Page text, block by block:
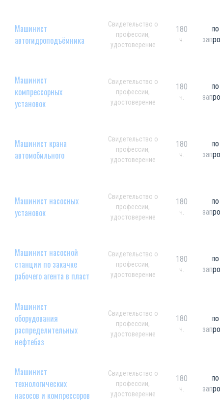
Машинист
автогидроподъёмника
Свидетельство о
профессии,
удостоверение
180
ч.
по
Машинист
компрессорных
установок
Свидетельство о
профессии,
удостоверение
180
ч.
по
Машинист крана
автомобильного
Свидетельство о
профессии,
удостоверение
180
ч.
по
Машинист насосных
установок
Свидетельство о
профессии,
удостоверение
180
ч.
по
Машинист насосной
станции по закачке
рабочего агента в пласт
Свидетельство о
профессии,
удостоверение
180
ч.
по
Машинист
оборудования
распределительных
нефтебаз
Свидетельство о
профессии,
удостоверение
180
ч.
по
Машинист
технологических
насосов и компрессоров
Свидетельство о
профессии,
удостоверение
180
ч.
по